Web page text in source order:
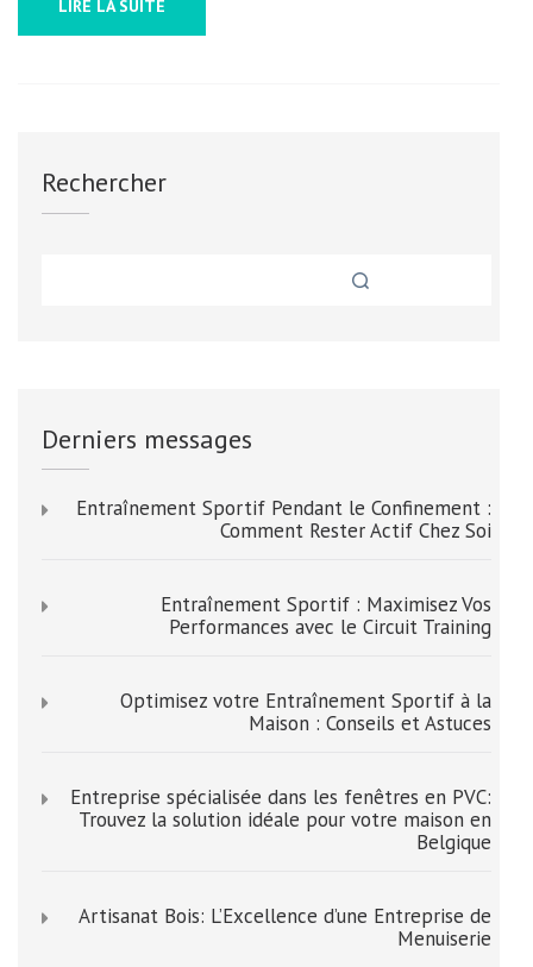
LIRE LA SUITE
Rechercher
Derniers messages
Entraînement Sportif Pendant le Confinement :
Comment Rester Actif Chez Soi
Entraînement Sportif : Maximisez Vos
Performances avec le Circuit Training
Optimisez votre Entraînement Sportif à la
Maison : Conseils et Astuces
Entreprise spécialisée dans les fenêtres en PVC:
Trouvez la solution idéale pour votre maison en
Belgique
Artisanat Bois: L’Excellence d’une Entreprise de
Menuiserie